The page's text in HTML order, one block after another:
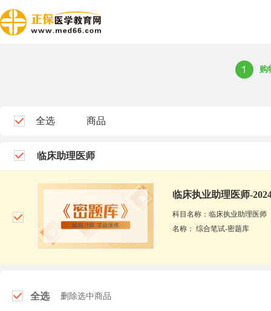
购
全选 商品
临床助理医师
临床执业助理医师-
科目名称：临床执业助理医师
名称： 综合笔试-密题库
全选 删除选中商品